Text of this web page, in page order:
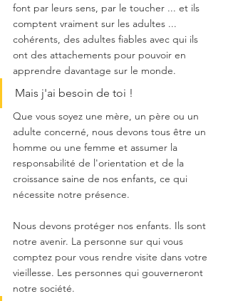
font par leurs sens, par le toucher ... et ils
comptent vraiment sur les adultes ...
cohérents, des adultes fiables avec qui ils
ont des attachements pour pouvoir en
apprendre davantage sur le monde.
Mais j'ai besoin de toi !
Que vous soyez une mère, un père ou un
adulte concerné, nous devons tous être un
homme ou une femme et assumer la
responsabilité de l'orientation et de la
croissance saine de nos enfants, ce qui
nécessite notre présence.
Nous devons protéger nos enfants. Ils sont
notre avenir. La personne sur qui vous
comptez pour vous rendre visite dans votre
vieillesse. Les personnes qui gouverneront
notre société.